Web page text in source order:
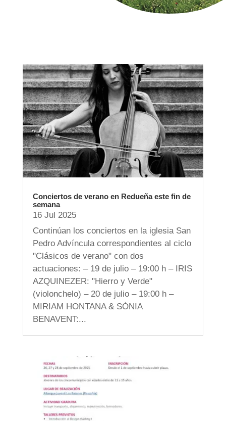
Conciertos de verano en Redueña este fin de
semana
16 Jul 2025
Continúan los conciertos en la iglesia San
Pedro Advíncula correspondientes al ciclo
"Clásicos de verano" con dos
actuaciones: – 19 de julio – 19:00 h – IRIS
AZQUINEZER: "Hierro y Verde"
(violonchelo) – 20 de julio – 19:00 h –
MIRIAM HONTANA & SÒNIA
BENAVENT:...